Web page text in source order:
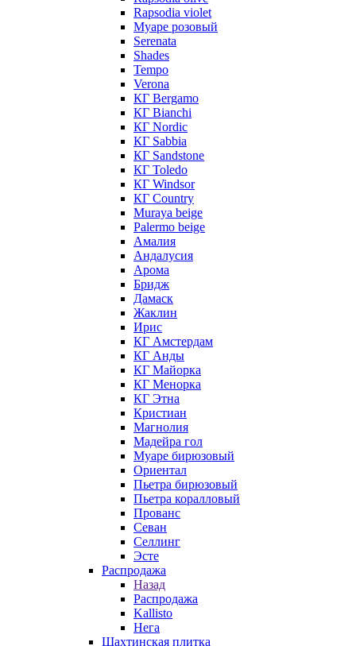
Rapsodia violet
Муаре розовый
Serenata
Shades
Tempo
Verona
КГ Bergamo
КГ Bianchi
КГ Nordic
КГ Sabbia
КГ Sandstone
КГ Toledo
КГ Windsor
КГ Сountry
Muraya beige
Palermo beige
Амалия
Андалусия
Арома
Бридж
Дамаск
Жаклин
Ирис
КГ Амстердам
КГ Анды
КГ Майорка
КГ Менорка
КГ Этна
Кристиан
Магнолия
Мадейра гол
Муаре бирюзовый
Ориентал
Пьетра бирюзовый
Пьетра коралловый
Прованс
Севан
Селлинг
Эсте
Распродажа
Назад
Распродажа
Kallisto
Нега
Шахтинская плитка